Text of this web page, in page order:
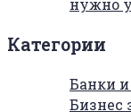
нужно
Категории
Банки
Бизнес